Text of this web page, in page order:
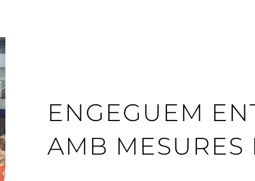
ENGEGUEM
AMB MESURES